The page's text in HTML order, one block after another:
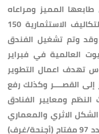
المميز ومراعاه
البعد التاريخي للمبني. وبلغت التكاليف الاستثمارية 150
وتم تشغيل الفندق
العالمية في فبراير
تهدف اعمال التطوير
القصــــر وكذلك رفع
ومعايير الفنادق
الاثري والمعماري
القديم للقصر. ويشمل المشروع عدد 97 مفتاح (أجنحة/غرف)